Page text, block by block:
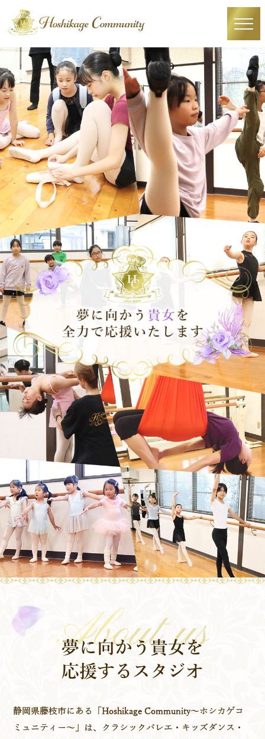
夢に向かう貴女を
応援するスタジオ
Aboutus
静岡県藤枝市にある
「Hoshikage Community～ホシカゲコ
ミュニティー～」は、
クラシックバレエ・キッズダンス・